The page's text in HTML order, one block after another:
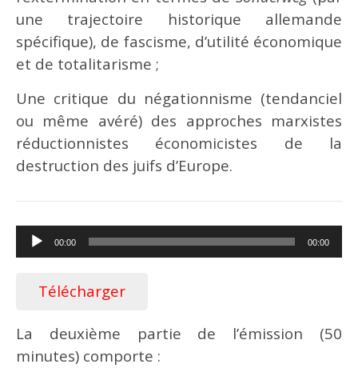
une trajectoire historique allemande
spécifique), de fascisme, d’utilité économique
et de totalitarisme ;
Une critique du négationnisme (tendanciel
ou même avéré) des approches marxistes
réductionnistes économicistes de la
destruction des juifs d’Europe.
Lecteur
audio
00:00 00:00
Télécharger
La deuxième partie de l’émission (50
minutes) comporte :